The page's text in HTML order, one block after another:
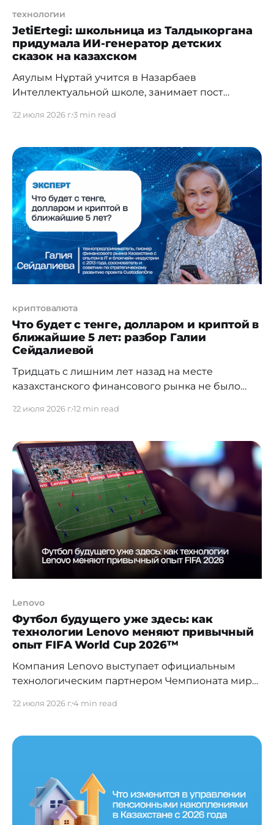
технологии
JetiErtegi: школьница из Талдыкоргана
придумала ИИ-генератор детских
сказок на казахском
Аяулым Нұртай учится в Назарбаев
Интеллектуальной школе, занимает пост
самоуправлении и параллельно развивает ИИ-
моделирует траектории астероидов. Ей 15 лет.
Мы поговорили о том, как это вообще возможно
— и с чего начать тем, кто хочет в IT, но не знает
куда
22 июля 2026 г.3 min read
криптовалюта
Что будет с тенге, долларом и криптой в
ближайшие 5 лет: разбор Галии
Сейдалиевой
Тридцать с лишним лет назад на месте
казахстанского финансового рынка не было
нуля: прошла путь от совета директоров KASE и
Центрального депозитария до вывода
компаний на NASDAQ и LSE, а
22 июля 2026 г.12 min read
Lenovo
Футбол будущего уже здесь: как
технологии Lenovo меняют привычный
опыт FIFA World Cup 2026™
Компания Lenovo выступает официальным
технологическим партнером Чемпионата мира
технологическую инфраструктуру турнира.
обеспечивают принципиально новый опыт как
расказал Газиз Абдрасилов, региональный
директор
22 июля 2026 г.4 min read